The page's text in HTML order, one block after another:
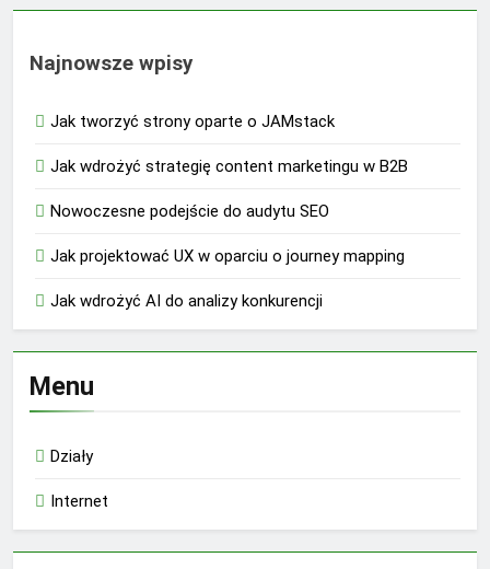
Najnowsze wpisy
Jak tworzyć strony oparte o JAMstack
Jak wdrożyć strategię content marketingu w B2B
Nowoczesne podejście do audytu SEO
Jak projektować UX w oparciu o journey mapping
Jak wdrożyć AI do analizy konkurencji
Menu
Działy
Internet